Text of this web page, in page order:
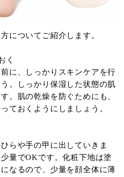
についてご紹介します。
く
に、しっかりスキンケアを行
。しっかり保湿した状態の肌
。肌の乾燥を防ぐためにも、
ておくようにしましょう。
らや手の甲に出していきま
量でOKです。化粧下地は塗
なるので、少量を顔全体に薄